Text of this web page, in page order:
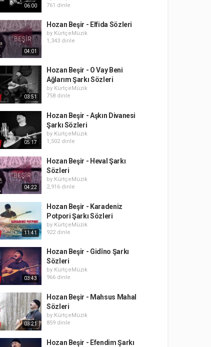
06:00
761 dinle
04:01
Hozan Beşir - Elfida Sözleri
by KürtçeMüzik
1,343 dinle
03:51
Hozan Beşir - O Vay Beni
Ağlarım Şarkı Sözleri
by KürtçeMüzik
758 dinle
05:17
Hozan Beşir - Aşkın Divanesi
Şarkı Sözleri
by KürtçeMüzik
1,502 dinle
04:22
Hozan Beşir - Heval Şarkı
Sözleri
by KürtçeMüzik
2,916 dinle
11:41
Hozan Beşir - Karadeniz
Potpori Şarkı Sözleri
by KürtçeMüzik
922 dinle
03:43
Hozan Beşir - Gidîno Şarkı
Sözleri
by KürtçeMüzik
966 dinle
03:21
Hozan Beşir - Mahsus Mahal
Sözleri
by KürtçeMüzik
859 dinle
Hozan Beşir - Efendim Şarkı